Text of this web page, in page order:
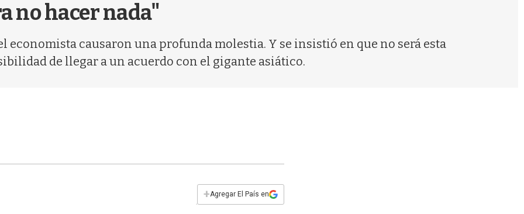
no hacer nada"
economista causaron una profunda molestia. Y se insistió en que no será esta
de llegar a un acuerdo con el gigante asiático.
+Agregar El País en